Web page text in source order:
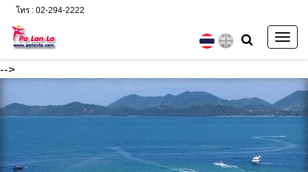
-->
โทร : 02-294-2222